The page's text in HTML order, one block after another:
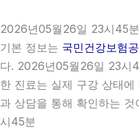
2026년05월26일 23시45
기본 정보는 국민건강보험
다. 2026년05월26일 23시
한 진료는 실제 구강 상태
과 상담을 통해 확인하는
시45분